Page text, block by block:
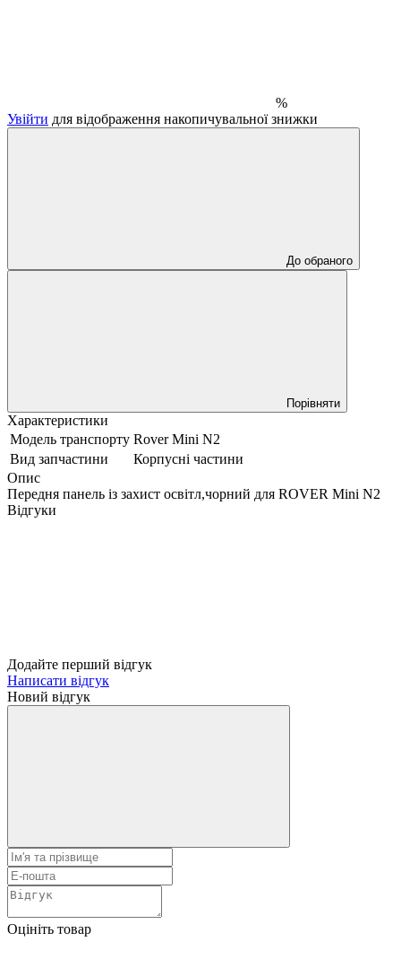
%
Увійти для відображення накопичувальної знижки
До обраного
Порівняти
Характеристики
Модель транспорту Rover Mini N2
Вид запчастини
Корпусні частини
Опис
Передня панель із захист освітл,чорний для ROVER Mini N2
Відгуки
Додайте перший відгук
Написати відгук
Новий відгук
Оцініть товар